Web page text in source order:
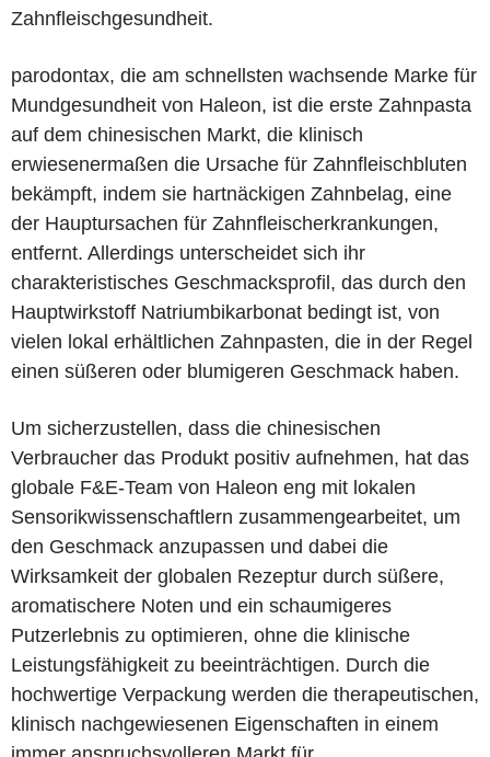
Zahnfleischgesundheit.
parodontax, die am schnellsten wachsende Marke für
Mundgesundheit von Haleon, ist die erste Zahnpasta
auf dem chinesischen Markt, die klinisch
erwiesenermaßen die Ursache für Zahnfleischbluten
bekämpft, indem sie hartnäckigen Zahnbelag, eine
der Hauptursachen für Zahnfleischerkrankungen,
entfernt. Allerdings unterscheidet sich ihr
charakteristisches Geschmacksprofil, das durch den
Hauptwirkstoff Natriumbikarbonat bedingt ist, von
vielen lokal erhältlichen Zahnpasten, die in der Regel
einen süßeren oder blumigeren Geschmack haben.
Um sicherzustellen, dass die chinesischen
Verbraucher das Produkt positiv aufnehmen, hat das
globale F&E-Team von Haleon eng mit lokalen
Sensorikwissenschaftlern zusammengearbeitet, um
den Geschmack anzupassen und dabei die
Wirksamkeit der globalen Rezeptur durch süßere,
aromatischere Noten und ein schaumigeres
Putzerlebnis zu optimieren, ohne die klinische
Leistungsfähigkeit zu beeinträchtigen. Durch die
hochwertige Verpackung werden die therapeutischen,
klinisch nachgewiesenen Eigenschaften in einem